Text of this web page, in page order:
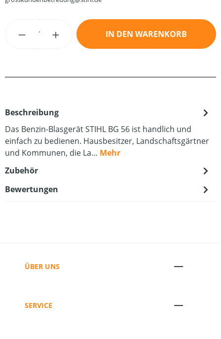
Produkt Anzahl: Gib den gewünschten
IN DEN WARENKORB
Beschreibung
Das Benzin-Blasgerät STIHL BG 56 ist handlich und
einfach zu bedienen. Hausbesitzer, Landschaftsgärtner
und Kommunen, die La… Mehr
Zubehör
Bewertungen
ÜBER UNS
SERVICE